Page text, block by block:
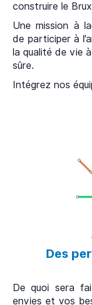
construire le
Une mission à
de participer à
la qualité de vie
sûre.
Intégrez nos
Des
De quoi sera
envies et vos